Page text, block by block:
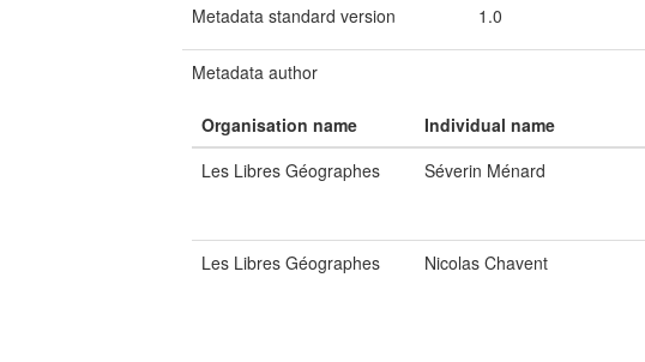
Metadata standard version 1.0
Metadata author
Organisation name Individual name
Les Libres Géographes
Séverin Ménard
Les Libres Géographes
Nicolas Chavent